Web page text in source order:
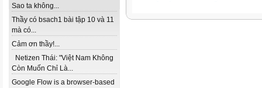
Sao ta không...
Thầy có bsach1 bài tập 10 và 11
mà có...
Cảm ơn thầy!...
Netizen Thái: "Việt Nam Không
Còn Muốn Chỉ Là...
Google Flow is a browser-based